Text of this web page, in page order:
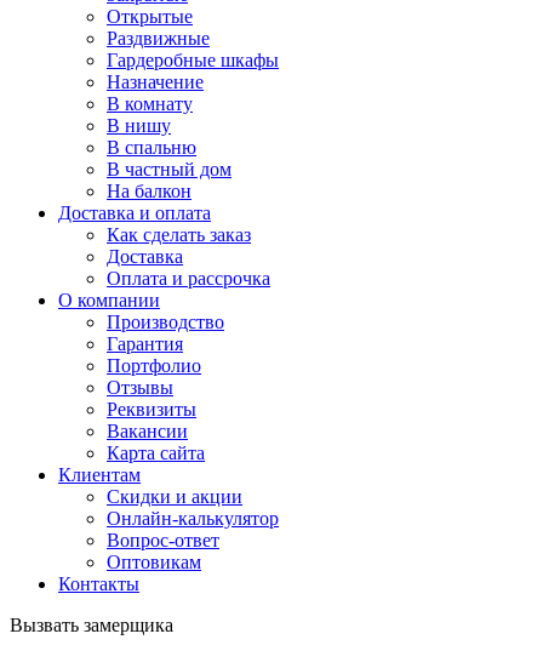
Открытые
Раздвижные
Гардеробные шкафы
Назначение
В комнату
В нишу
В спальню
В частный дом
На балкон
Доставка и оплата
Как сделать заказ
Доставка
Оплата и рассрочка
О компании
Производство
Гарантия
Портфолио
Отзывы
Реквизиты
Вакансии
Карта сайта
Клиентам
Скидки и акции
Онлайн-калькулятор
Вопрос-ответ
Оптовикам
Контакты
Вызвать замерщика